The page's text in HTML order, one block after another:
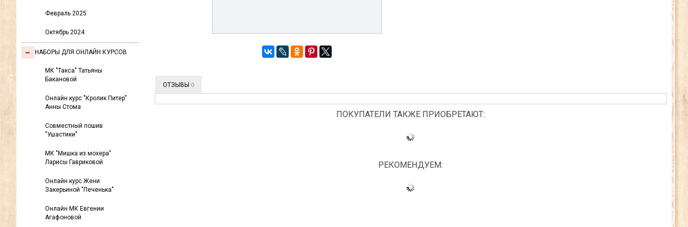
Февраль 2025
Октябрь 2024
НАБОРЫ ДЛЯ ОНЛАЙН КУРСОВ
МК "Такса" Татьяны
Бакановой
Онлайн курс "Кролик Питер"
Анны Стома
Совместный пошив
"Ушастики"
МК "Мишка из мохера"
Ларисы Гавриковой
Онлайн курс Жени
Закерьиной "Печенька"
Онлайн МК Евгении
Агафоновой
ОТЗЫВЫ 0
ПОКУПАТЕЛИ ТАКЖЕ ПРИОБРЕТАЮТ:
РЕКОМЕНДУЕМ: